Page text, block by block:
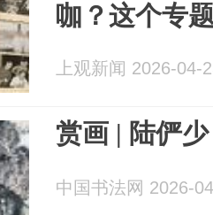
咖？这个专
上观新闻 2026-04-
赏画 | 陆俨
中国书法网 2026-